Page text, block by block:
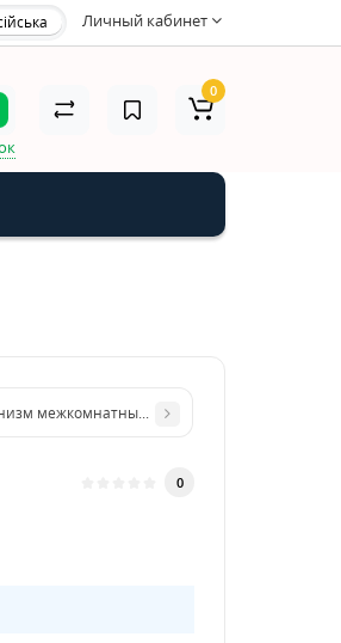
Личный кабинет
0
межкомнатный Armadillo 720 WC (под
0